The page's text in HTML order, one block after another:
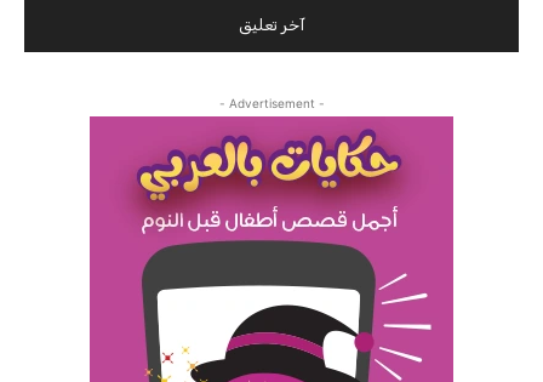
- Advertisement -